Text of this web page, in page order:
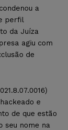
a
perfil
da Juíza
agiu com
de
e
de que estão
seu nome na